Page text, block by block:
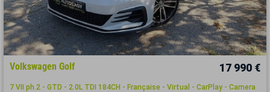
Volkswagen Golf 17 990 €
7 VII ph.2 - GTD - 2.0L TDI 184CH - Française - Virtual - CarPlay - Camera